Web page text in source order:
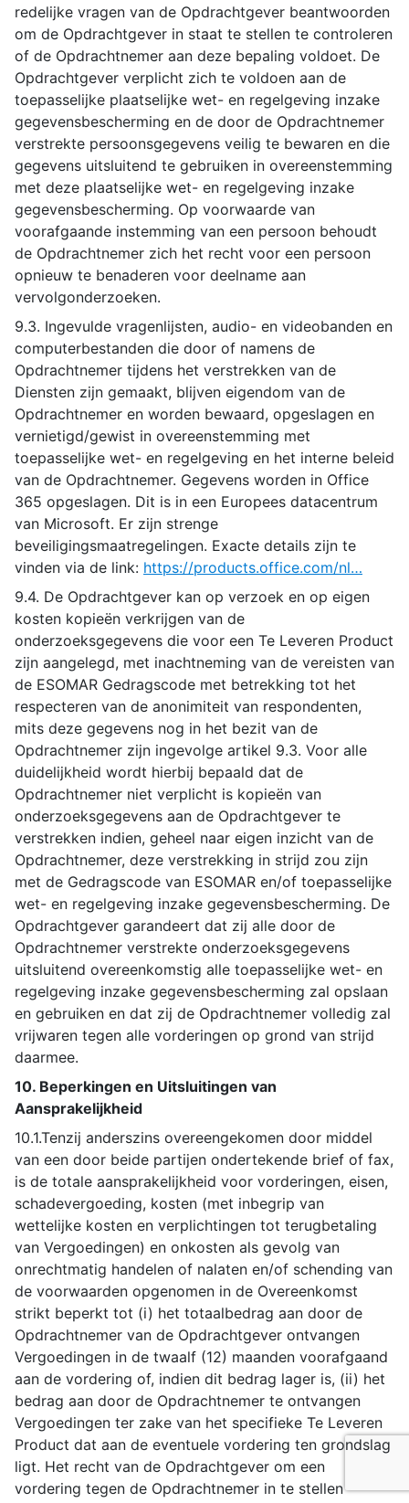
redelijke vragen van de Opdrachtgever beantwoorden
om de Opdrachtgever in staat te stellen te controleren
of de Opdrachtnemer aan deze bepaling voldoet. De
Opdrachtgever verplicht zich te voldoen aan de
toepasselijke plaatselijke wet- en regelgeving inzake
gegevensbescherming en de door de Opdrachtnemer
verstrekte persoonsgegevens veilig te bewaren en die
gegevens uitsluitend te gebruiken in overeenstemming
met deze plaatselijke wet- en regelgeving inzake
gegevensbescherming. Op voorwaarde van
voorafgaande instemming van een persoon behoudt
de Opdrachtnemer zich het recht voor een persoon
opnieuw te benaderen voor deelname aan
vervolgonderzoeken.
9.3. Ingevulde vragenlijsten, audio- en videobanden en
computerbestanden die door of namens de
Opdrachtnemer tijdens het verstrekken van de
Diensten zijn gemaakt, blijven eigendom van de
Opdrachtnemer en worden bewaard, opgeslagen en
vernietigd/gewist in overeenstemming met
toepasselijke wet- en regelgeving en het interne beleid
van de Opdrachtnemer. Gegevens worden in Office
365 opgeslagen. Dit is in een Europees datacentrum
van Microsoft. Er zijn strenge
beveiligingsmaatregelingen. Exacte details zijn te
vinden via de link: https://products.office.com/nl…
9.4. De Opdrachtgever kan op verzoek en op eigen
kosten kopieën verkrijgen van de
onderzoeksgegevens die voor een Te Leveren Product
zijn aangelegd, met inachtneming van de vereisten van
de ESOMAR Gedragscode met betrekking tot het
respecteren van de anonimiteit van respondenten,
mits deze gegevens nog in het bezit van de
Opdrachtnemer zijn ingevolge artikel 9.3. Voor alle
duidelijkheid wordt hierbij bepaald dat de
Opdrachtnemer niet verplicht is kopieën van
onderzoeksgegevens aan de Opdrachtgever te
verstrekken indien, geheel naar eigen inzicht van de
Opdrachtnemer, deze verstrekking in strijd zou zijn
met de Gedragscode van ESOMAR en/of toepasselijke
wet- en regelgeving inzake gegevensbescherming. De
Opdrachtgever garandeert dat zij alle door de
Opdrachtnemer verstrekte onderzoeksgegevens
uitsluitend overeenkomstig alle toepasselijke wet- en
regelgeving inzake gegevensbescherming zal opslaan
en gebruiken en dat zij de Opdrachtnemer volledig zal
vrijwaren tegen alle vorderingen op grond van strijd
daarmee.
10. Beperkingen en Uitsluitingen van
Aansprakelijkheid
10.1.Tenzij anderszins overeengekomen door middel
van een door beide partijen ondertekende brief of fax,
is de totale aansprakelijkheid voor vorderingen, eisen,
schadevergoeding, kosten (met inbegrip van
wettelijke kosten en verplichtingen tot terugbetaling
van Vergoedingen) en onkosten als gevolg van
onrechtmatig handelen of nalaten en/of schending van
de voorwaarden opgenomen in de Overeenkomst
strikt beperkt tot (i) het totaalbedrag aan door de
Opdrachtnemer van de Opdrachtgever ontvangen
Vergoedingen in de twaalf (12) maanden voorafgaand
aan de vordering of, indien dit bedrag lager is, (ii) het
bedrag aan door de Opdrachtnemer te ontvangen
Vergoedingen ter zake van het specifieke Te Leveren
Product dat aan de eventuele vordering ten grondslag
ligt. Het recht van de Opdrachtgever om een
vordering tegen de Opdrachtnemer in te stellen